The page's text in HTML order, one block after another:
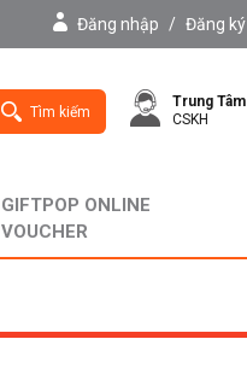
Đăng nhập / Đăng ký
Tìm kiếm
Trung Tâm
CSKH
GIFTPOP ONLINE
VOUCHER